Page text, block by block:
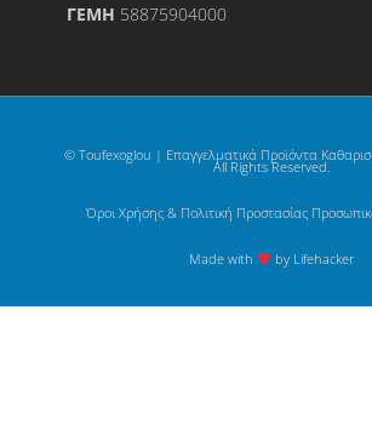
ΓΕΜΗ 58875904000
© Toufexoglou | Επαγγελματικά Προϊόντα
All Rights Reserved.
Όροι Χρήσης & Πολιτική Προστασίας
Made with by Lifehacker